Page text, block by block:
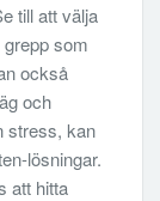
till att välja
som
också
och
stress, kan
lösningar.
att hitta